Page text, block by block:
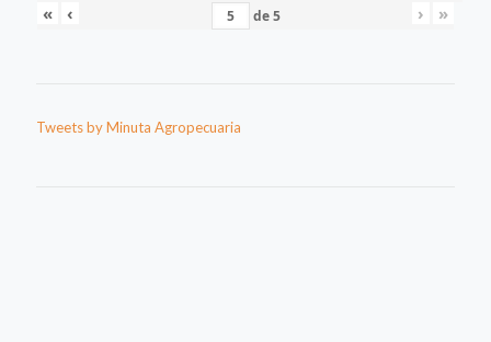
« ‹ de5 › »
Tweets by Minuta Agropecuaria